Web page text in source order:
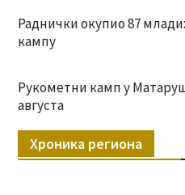
Раднички окупио 87
кампу
Рукометни камп у
августа
Хроника региона